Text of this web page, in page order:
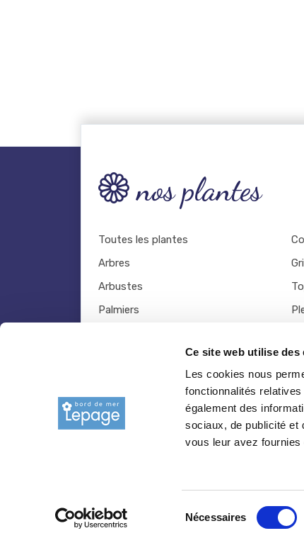
Ce site web utilise des
Les cookies nous
fonctionnalités
également des
sociaux, de publicité et
vous leur avez
Nécessaires
nos plantes
Toutes les plantes
Arbres
Arbustes
Palmiers
Rosiers
© 2026 copyright Pepiniere-bretagne.fr